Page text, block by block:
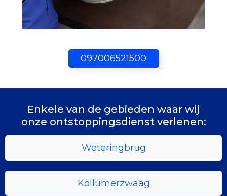
097006521500
Enkele van de gebieden waar wij
onze ontstoppingsdienst verlenen:
Weteringbrug
Kollumerzwaag